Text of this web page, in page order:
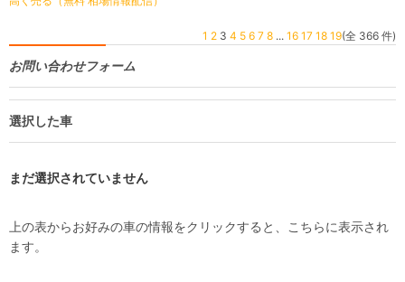
1 2 3 4 5 6 7 8 ... 16 17 18 19(全 366 件)
お問い合わせフォーム
選択した車
まだ選択されていません
上の表からお好みの車の情報をクリックすると、こちらに表示され
ます。